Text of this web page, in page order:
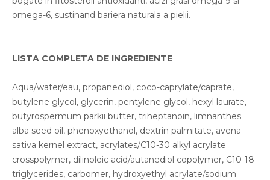
omega-6, sustinand bariera naturala a pielii.
LISTA COMPLETA DE INGREDIENTE
Aqua/water/eau, propanediol, coco-caprylate/caprate,
butylene glycol, glycerin, pentylene glycol, hexyl laurate,
butyrospermum parkii butter, triheptanoin, limnanthes
alba seed oil, phenoxyethanol, dextrin palmitate, avena
sativa kernel extract, acrylates/C10-30 alkyl acrylate
crosspolymer, dilinoleic acid/autanediol copolymer, C10-18
triglycerides, carbomer, hydroxyethyl acrylate/sodium